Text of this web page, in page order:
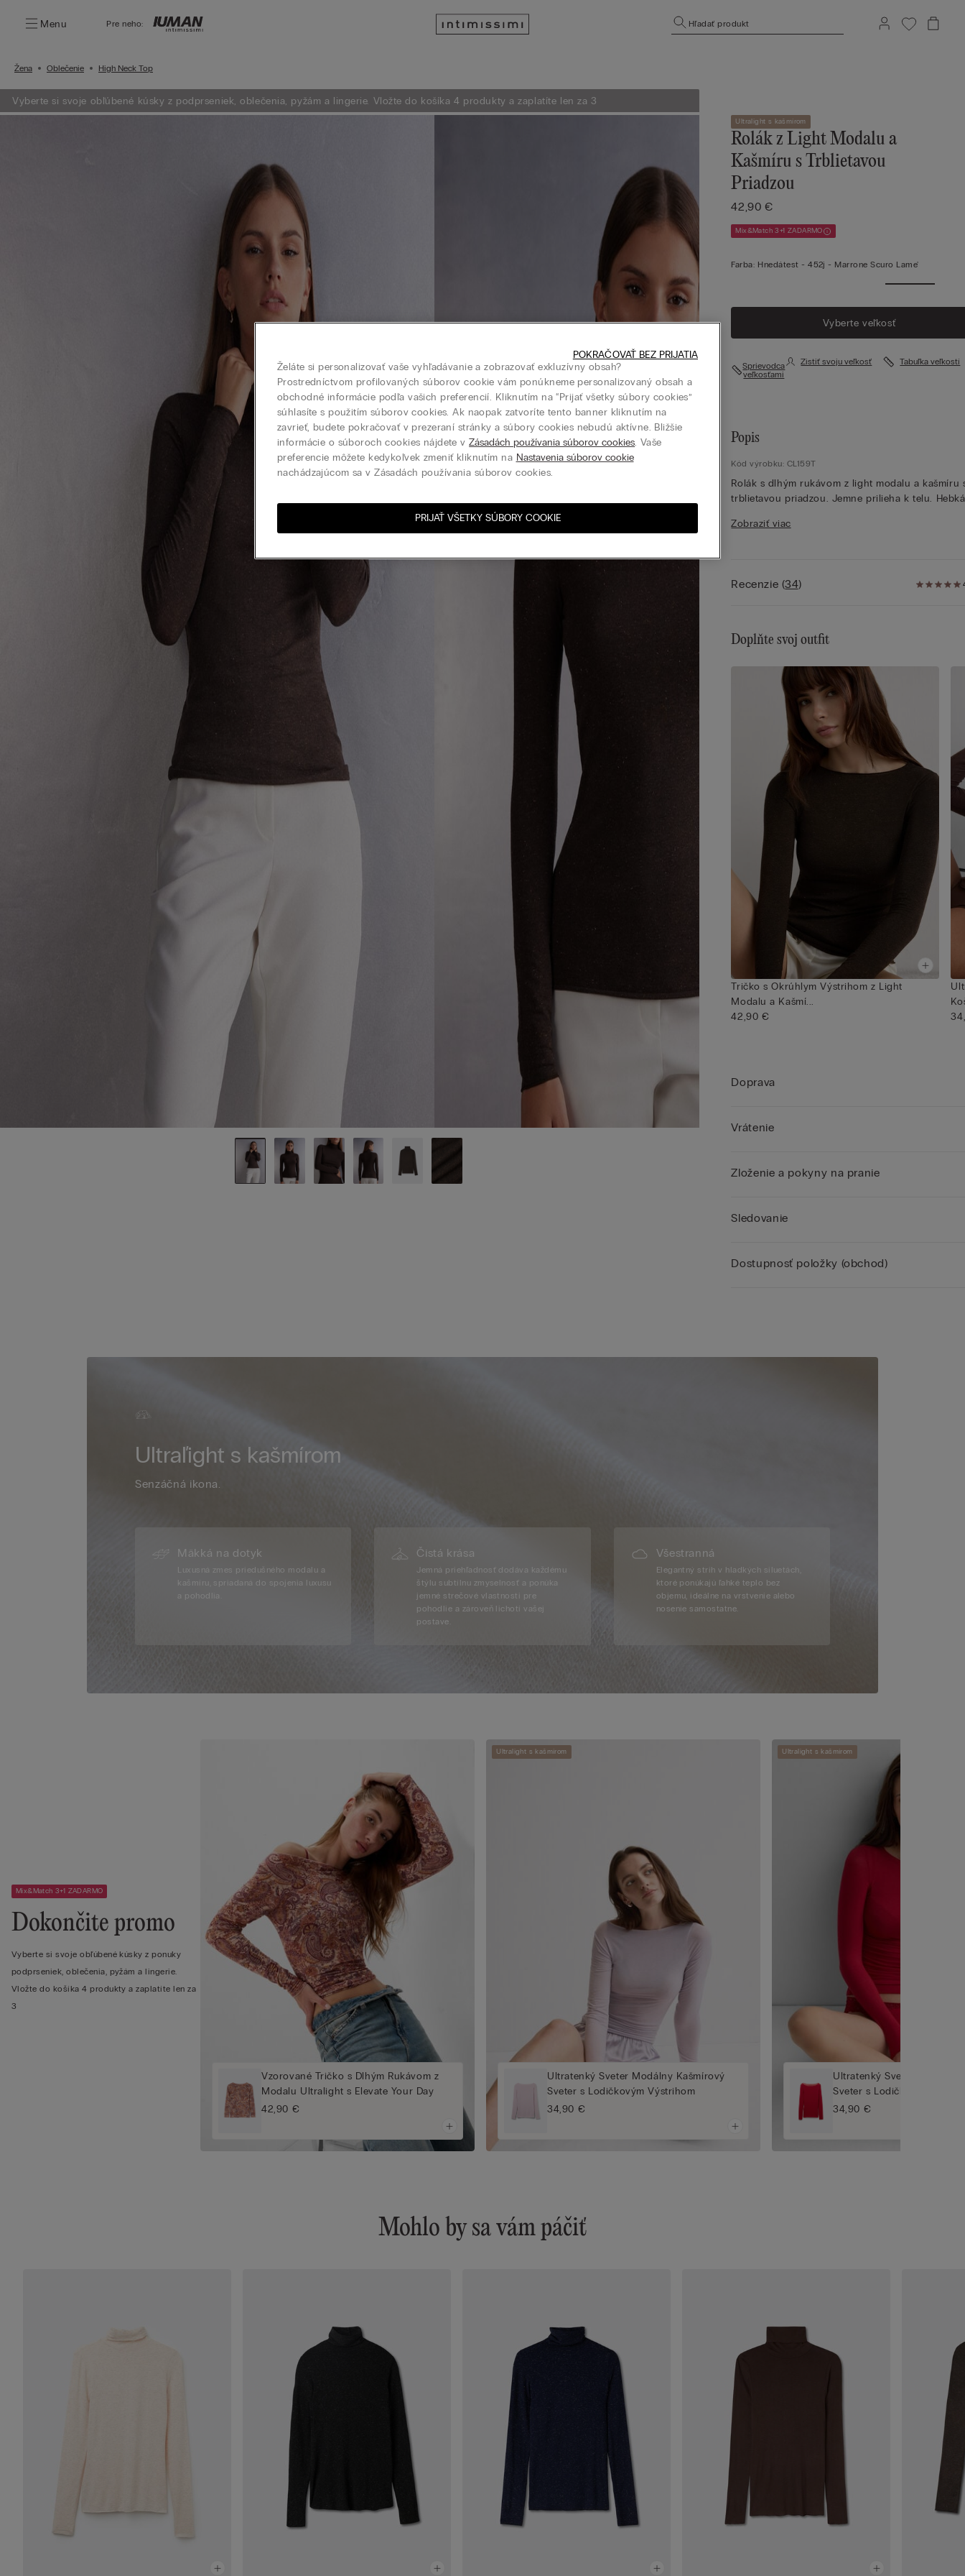
Menu Pre neho: Hľadať produkt
Žena Oblečenie High Neck Top
Vyberte si svoje obľúbené kúsky z podprseniek, oblečenia, pyžám a lingerie. Vložte do košíka 4 produkty a zaplatíte len za 3
Ultralight s kašmírom
Rolák z Light Modalu a
Kašmíru s Trblietavou
Priadzou
42,90 €
Mix&Match 3+1 ZADARMO
Farba: Hnedátest -452j - Marrone Scuro Lame'
Vyberte veľkosť
Sprievodca
veľkosťami
Zistiť svoju veľkosť Tabuľka veľkostí
Popis
Kód výrobku: CL159T
Rolák s dlhým rukávom z light modalu a kašmíru
trblietavou priadzou. Jemne prilieha k telu.
Modelka je vysoká 175 cm a nosí veľkosť S.
Zobraziť viac
Recenzie (34)
Doplňte svoj outfit
Tričko s Okrúhlym Výstrihom z Light
Modalu a Kašmí...
42,90 €
Doprava
Vrátenie
Zloženie a pokyny na pranie
Sledovanie
Dostupnosť položky (obchod)
Ultraľight s kašmírom
Senzáčná ikona.
Mäkká na dotyk
Luxusná zmes priedušného modalu a
kašmíru, spriadaná do spojenia luxusu
a pohodlia.
Čistá krása
Jemná priehľadnosť dodáva každému
štýlu subtílnu zmyselnosť a ponúka
jemné strečové vlastnosti pre
pohodlie a zároveň lichotí vašej
postave.
Všestranná
Elegantný strih v hladkých siluetách,
ktoré ponúkajú ľahké teplo bez
objemu, ideálne na vrstvenie alebo
nosenie samostatne.
Mix&Match 3+1 ZADARMO
Dokončite promo
Vyberte si svoje obľúbené kúsky z ponuky
podprseniek, oblečenia, pyžám a lingerie.
Vložte do košíka 4 produkty a zaplatíte len za
3
Vzorované Tričko s Dlhým Rukávom z
Modalu Ultralight s Elevate Your Day
42,90 €
Ultralight s kašmírom
Ultratenký Sveter Modálny Kašmírový
Sveter s Lodičkovým Výstrihom
34,90 €
Ultralight s kašmírom
Ultratenký Sveter Modálny
Sveter s Lodičkovým
34,90 €
Mohlo by sa vám páčiť
Želáte si personalizovať vaše vyhľadávanie a zobrazovať exkluzívny obsah?
Prostredníctvom profilovaných súborov cookie vám ponúkneme personalizovaný obsah a
obchodné informácie podľa vašich preferencií. Kliknutím na “Prijať všetky súbory cookies”
súhlasíte s použitím súborov cookies. Ak naopak zatvoríte tento banner kliknutím na
zavrieť, budete pokračovať v prezeraní stránky a súbory cookies nebudú aktívne. Bližšie
informácie o súboroch cookies nájdete vZásadách používania súborov cookies. Vaše
preferencie môžete kedykoľvek zmeniť kliknutím na Nastavenia súborov cookie
nachádzajúcom sa v Zásadách používania súborov cookies.
PRIJAŤ VŠETKY SÚBORY COOKIE
POKRAČOVAŤ BEZ PRIJATIA